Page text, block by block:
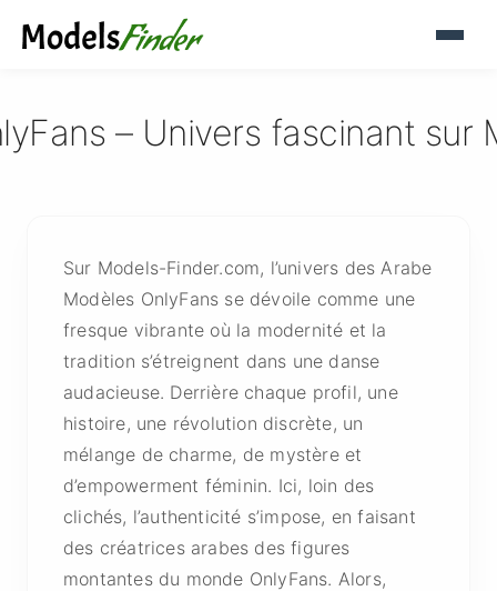
– Univers fascinant sur
Sur Models-Finder.com, l’univers des Arabe
Modèles OnlyFans se dévoile comme une
fresque vibrante où la modernité et la
tradition s’étreignent dans une danse
audacieuse. Derrière chaque profil, une
histoire, une révolution discrète, un
mélange de charme, de mystère et
d’empowerment féminin. Ici, loin des
clichés, l’authenticité s’impose, en faisant
des créatrices arabes des figures
montantes du monde OnlyFans. Alors,